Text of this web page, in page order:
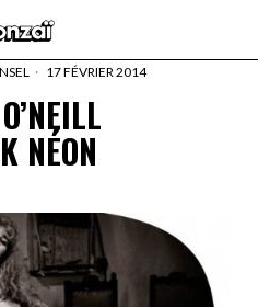
17 FÉVRIER 2014
NÉON